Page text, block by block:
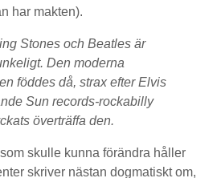
har makten).
Stones och Beatles är
Den moderna
föddes då, strax efter Elvis
Sun records-rockabilly
överträffa den.
skulle kunna förändra håller
skriver nästan dogmatiskt om,